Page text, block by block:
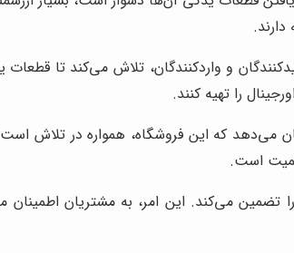
و واردکنندگان، تلاش می‌کند تا
را تهیه کنند.
می‌دهد که این فروشگاه، همواره در تلاش
است.
می‌کند. این امر، به مشتریان اطمینان